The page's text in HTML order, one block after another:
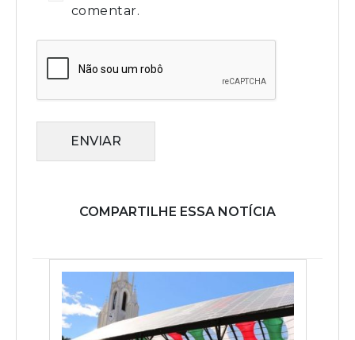
comentar.
ENVIAR
COMPARTILHE ESSA NOTÍCIA